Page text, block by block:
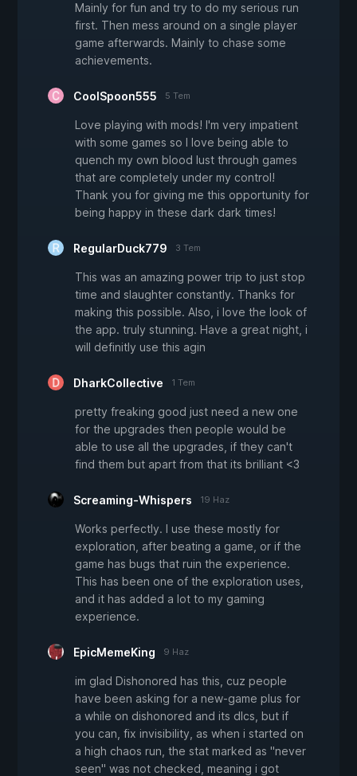
Mainly for fun and try to do my serious run
first. Then mess around on a single player
game afterwards. Mainly to chase some
achievements.
CoolSpoon555 5 Tem
Love playing with mods! I'm very impatient
with some games so I love being able to
quench my own blood lust through games
that are completely under my control!
Thank you for giving me this opportunity for
being happy in these dark dark times!
RegularDuck779 3 Tem
This was an amazing power trip to just stop
time and slaughter constantly. Thanks for
making this possible. Also, i love the look of
the app. truly stunning. Have a great night, i
will definitly use this agin
DharkCollective 1 Tem
pretty freaking good just need a new one
for the upgrades then people would be
able to use all the upgrades, if they can't
find them but apart from that its brilliant <3
Screaming-Whispers 19 Haz
Works perfectly. I use these mostly for
exploration, after beating a game, or if the
game has bugs that ruin the experience.
This has been one of the exploration uses,
and it has added a lot to my gaming
experience.
EpicMemeKing 9 Haz
im glad Dishonored has this, cuz people
have been asking for a new-game plus for
a while on dishonored and its dlcs, but if
you can, fix invisibility, as when i started on
a high chaos run, the stat marked as "never
seen" was not checked, meaning i got